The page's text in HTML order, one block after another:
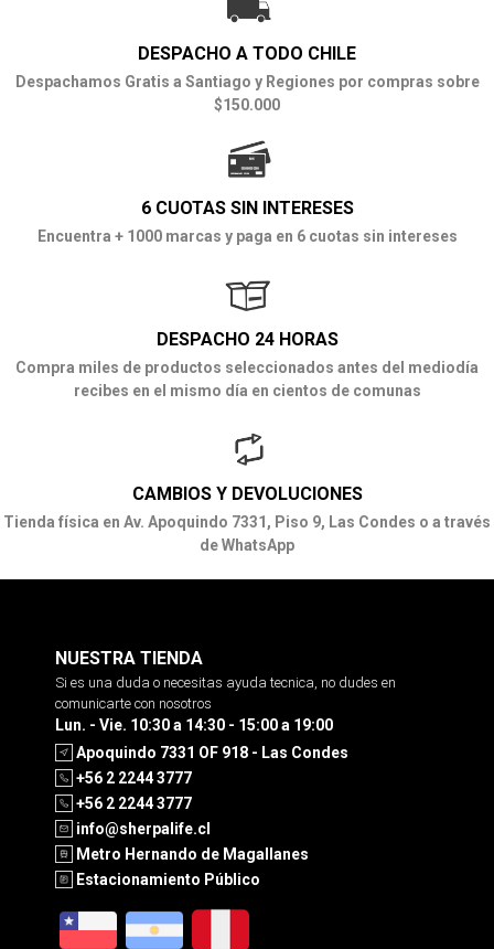
DESPACHO A TODO CHILE
Despachamos Gratis a Santiago y Regiones por compras sobre
$150.000
6 CUOTAS SIN INTERESES
Encuentra + 1000 marcas y paga en 6 cuotas sin intereses
DESPACHO 24 HORAS
Compra miles de productos seleccionados antes del mediodía
recibes en el mismo día en cientos de comunas
CAMBIOS Y DEVOLUCIONES
Tienda física en Av. Apoquindo 7331, Piso 9, Las Condes o a través
de WhatsApp
NUESTRA TIENDA
Si es una duda o necesitas ayuda tecnica, no dudes en
comunicarte con nosotros
Lun. - Vie. 10:30 a 14:30 - 15:00 a 19:00
Apoquindo 7331 OF 918 - Las Condes
+56 2 2244 3777
+56 2 2244 3777
info@sherpalife.cl
Metro Hernando de Magallanes
Estacionamiento Público